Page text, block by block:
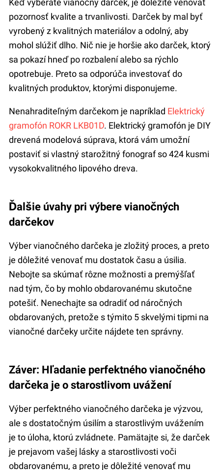
Keď vyberáte vianočný darček, je dôležité venovať
pozornosť kvalite a trvanlivosti. Darček by mal byť
vyrobený z kvalitných materiálov a odolný, aby
mohol slúžiť dlho. Nič nie je horšie ako darček, ktorý
sa pokazí hneď po rozbalení alebo sa rýchlo
opotrebuje. Preto sa odporúča investovať do
kvalitných produktov, ktorými disponujeme.
Nenahraditeľným darčekom je napríklad Elektrický
gramofón ROKR LKB01D. Elektrický gramofón je DIY
drevená modelová súprava, ktorá vám umožní
postaviť si vlastný starožitný fonograf so 424 kusmi
vysokokvalitného lipového dreva.
Ďalšie úvahy pri výbere vianočných
darčekov
Výber vianočného darčeka je zložitý proces, a preto
je dôležité venovať mu dostatok času a úsilia.
Nebojte sa skúmať rôzne možnosti a premýšľať
nad tým, čo by mohlo obdarovanému skutočne
potešiť. Nenechajte sa odradiť od náročných
obdarovaných, pretože s týmito 5 skvelými tipmi na
vianočné darčeky určite nájdete ten správny.
Záver: Hľadanie perfektného vianočného
darčeka je o starostlivom uvážení
Výber perfektného vianočného darčeka je výzvou,
ale s dostatočným úsilím a starostlivým uvážením
je to úloha, ktorú zvládnete. Pamätajte si, že darček
je prejavom vašej lásky a starostlivosti voči
obdarovanému, a preto je dôležité venovať mu